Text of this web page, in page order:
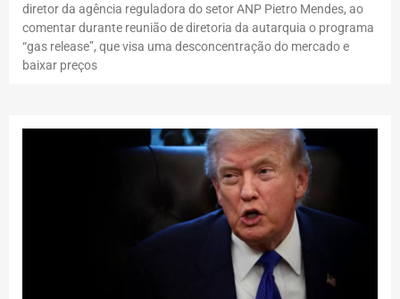
diretor da agência reguladora do setor ANP Pietro Mendes, ao
comentar durante reunião de diretoria da autarquia o programa
“gas release”, que visa uma desconcentração do mercado e
baixar preços